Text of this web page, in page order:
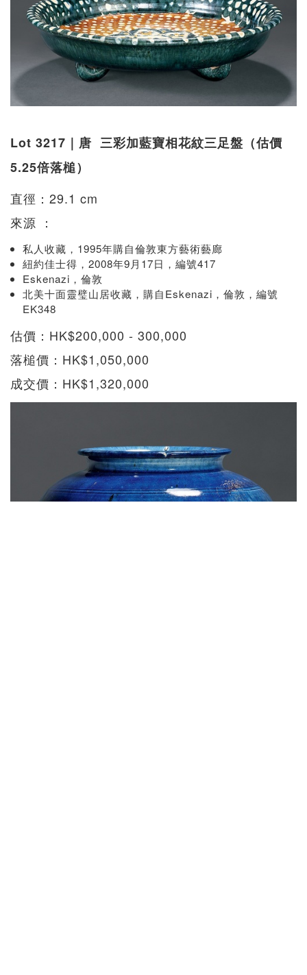
Lot 3217｜唐 三彩加藍寶相花紋三足盤（估價
5.25倍落槌）
直徑：29.1 cm
來源 ：
私人收藏，1995年購自倫敦東方藝術藝廊
紐約佳士得，2008年9月17日，編號417
Eskenazi，倫敦
北美十面靈璧山居收藏，購自Eskenazi，倫敦，編號
EK348
估價：HK$200,000 - 300,000
落槌價：HK$1,050,000
成交價：HK$1,320,000